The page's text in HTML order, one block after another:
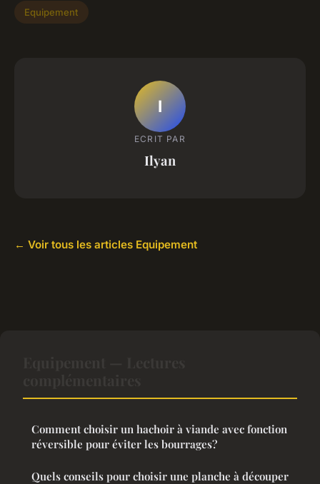
Equipement
I
ECRIT PAR
Ilyan
← Voir tous les articles Equipement
Comment choisir un hachoir à viande avec fonction
réversible pour éviter les bourrages?
Quels conseils pour choisir une planche à découper